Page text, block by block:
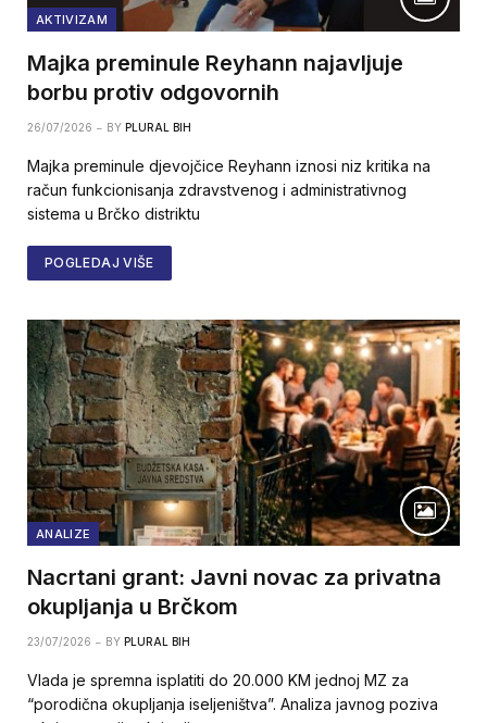
AKTIVIZAM
Majka preminule Reyhann najavljuje
borbu protiv odgovornih
26/07/2026 BY PLURAL BIH
Majka preminule djevojčice Reyhann iznosi niz kritika na
račun funkcionisanja zdravstvenog i administrativnog
sistema u Brčko distriktu
POGLEDAJ VIŠE
ANALIZE
Nacrtani grant: Javni novac za privatna
okupljanja u Brčkom
23/07/2026 BY PLURAL BIH
Vlada je spremna isplatiti do 20.000 KM jednoj MZ za
“porodična okupljanja iseljeništva”. Analiza javnog poziva